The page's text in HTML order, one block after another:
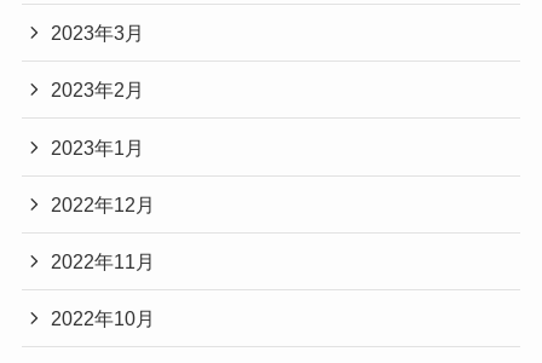
2023年3月
2023年2月
2023年1月
2022年12月
2022年11月
2022年10月